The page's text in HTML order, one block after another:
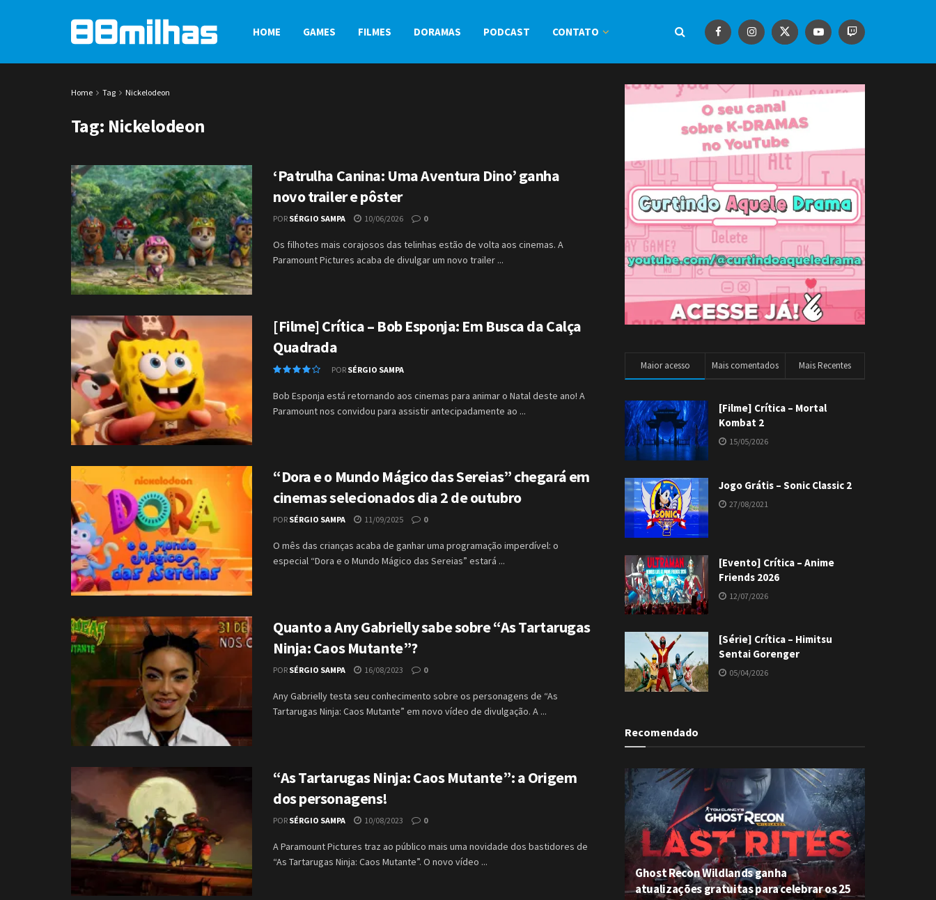
HOME GAMES FILMES DORAMAS PODCAST CONTATO
Home Tag Nickelodeon
Tag: Nickelodeon
‘Patrulha Canina: Uma Aventura Dino’ ganha
novo trailer e pôster
POR SÉRGIO SAMPA 10/06/2026 0
Os filhotes mais corajosos das telinhas estão de volta aos cinemas. A
Paramount Pictures acaba de divulgar um novo trailer ...
[Filme] Crítica – Bob Esponja: Em Busca da Calça
Quadrada
POR SÉRGIO SAMPA
Bob Esponja está retornando aos cinemas para animar o Natal deste ano! A
Paramount nos convidou para assistir antecipadamente ao ...
“Dora e o Mundo Mágico das Sereias” chegará em
cinemas selecionados dia 2 de outubro
POR SÉRGIO SAMPA 11/09/2025 0
O mês das crianças acaba de ganhar uma programação imperdível: o
especial “Dora e o Mundo Mágico das Sereias” estará ...
Quanto a Any Gabrielly sabe sobre “As Tartarugas
Ninja: Caos Mutante”?
POR SÉRGIO SAMPA 16/08/2023 0
Any Gabrielly testa seu conhecimento sobre os personagens de “As
Tartarugas Ninja: Caos Mutante” em novo vídeo de divulgação. A ...
“As Tartarugas Ninja: Caos Mutante”: a Origem
dos personagens!
POR SÉRGIO SAMPA 10/08/2023 0
A Paramount Pictures traz ao público mais uma novidade dos bastidores de
“As Tartarugas Ninja: Caos Mutante”. O novo vídeo ...
Maior acesso Mais comentados Mais Recentes
[Filme] Crítica – Mortal
Kombat 2
15/05/2026
Jogo Grátis – Sonic Classic 2
27/08/2021
[Evento] Crítica – Anime
Friends 2026
12/07/2026
[Série] Crítica – Himitsu
Sentai Gorenger
05/04/2026
Recomendado
Ghost Recon Wildlands ganha
atualizações gratuitas para celebrar os 25